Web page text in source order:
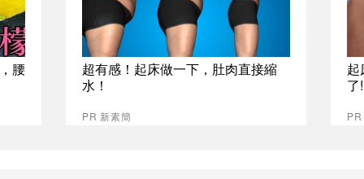
腰
超有感！起床做一下，肚肉直接縮
水！
PR 新素簡
起
了